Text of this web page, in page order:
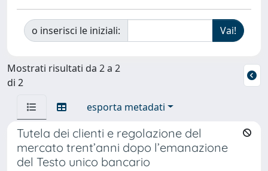
o inserisci le iniziali:
Mostrati risultati da 2 a 2
di 2
esporta metadati
Tutela dei clienti e regolazione del
mercato trent’anni dopo l’emanazione
del Testo unico bancario